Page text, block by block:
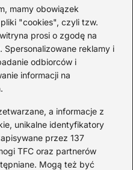
mamy obowiązek
"cookies", czyli tzw.
prosi o zgodę na
reklamy i
odbiorców i
informacji na
a informacje z
unikalne identyfikatory
przez 137
TFC oraz partnerów
Mogą też być
o 1. wojnie
— mało znane
ciekawostki o
Kolumbie
ciekawostki o